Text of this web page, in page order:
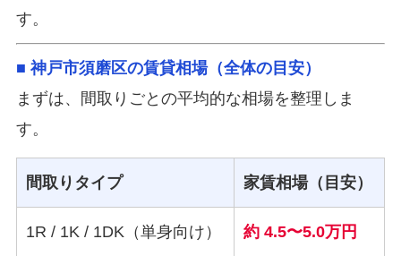
す。
■ 神戸市須磨区の賃貸相場（全体の目安）
まずは、間取りごとの平均的な相場を整理しま
す。
間取りタイプ 家賃相場（目安）
1R / 1K / 1DK（単身向け） 約 4.5〜5.0万円